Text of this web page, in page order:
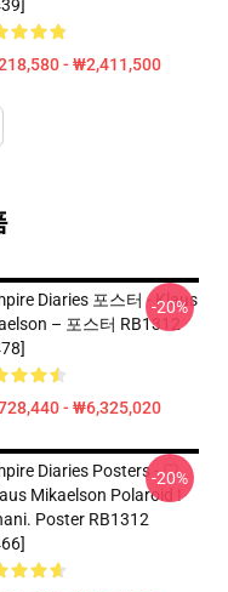
- ₩2,411,500
Diaries 포스터 - Klaus
– 포스터 RB1312
- ₩6,325,020
-20%
Diaries Posters - ♡
Mikaelson Polaroid !
Poster RB1312
-20%